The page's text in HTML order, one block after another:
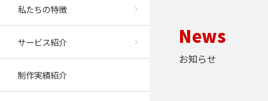
私たちの特徴
サービス紹介
制作実績紹介
News
お知らせ